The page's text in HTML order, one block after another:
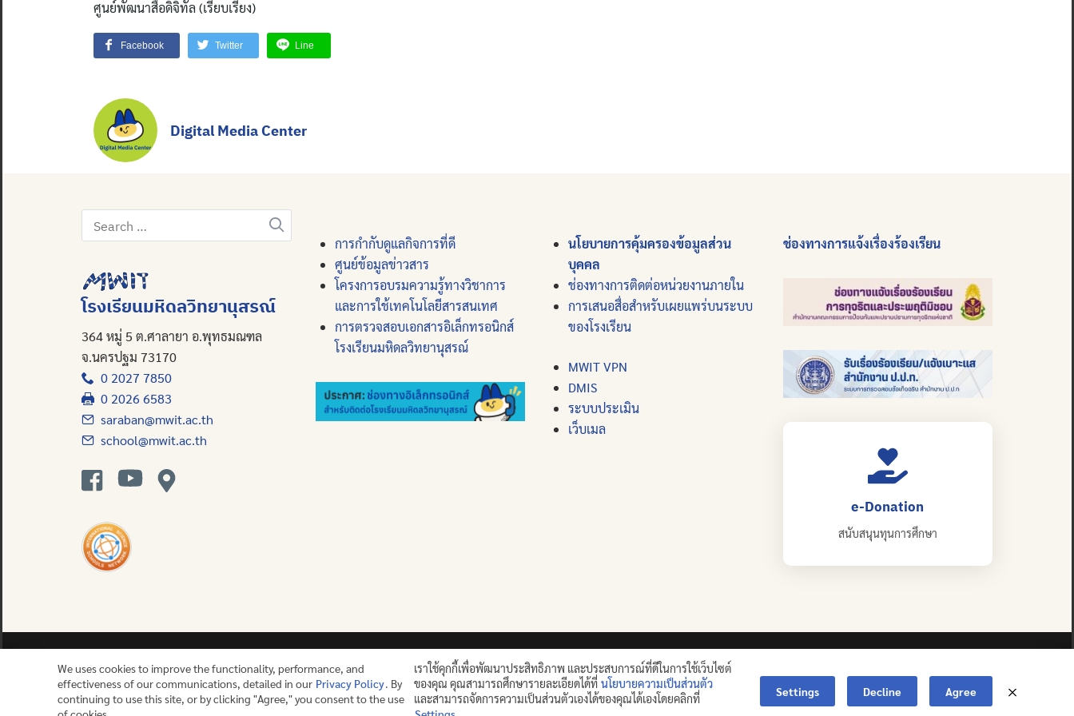
ศูนย์พัฒนาสื่อดิจิทัล (เรียบเรียง)
Facebook Twitter Line
Digital Media Center
Search
for:
โรงเรียนมหิดลวิทยานุสรณ์
364 หมู่ 5 ต.ศาลายา อ.พุทธมณฑล
จ.นครปฐม 73170
0 2027 7850
0 2026 6583
saraban@mwit.ac.th
school@mwit.ac.th
การกำกับดูแลกิจการที่ดี
ศูนย์ข้อมูลข่าวสาร
โครงการอบรมความรู้ทางวิชาการ
และการใช้เทคโนโลยีสารสนเทศ
การตรวจสอบเอกสารอิเล็กทรอนิกส์
โรงเรียนมหิดลวิทยานุสรณ์
นโยบายการคุ้มครองข้อมูลส่วน
บุคคล
ช่องทางการติดต่อหน่วยงานภายใน
การเสนอสื่อสำหรับเผยแพร่บนระบบ
ของโรงเรียน
MWIT VPN
DMIS
ระบบประเมิน
เว็บเมล
ช่องทางการแจ้งเรื่องร้องเรียน
e-Donation
สนับสนุนทุนการศึกษา
ปญฺญาย ปริสุชฺฌติ (คนย่อมบริสุทธิ์ด้วยปัญญา)
©2025 MAHIDOL WITTAYANUSORN SCHOOL. ALL RIGHTS RESERVED.
We uses cookies to improve the functionality, performance, and
effectiveness of our communications, detailed in our Privacy Policy. By
continuing to use this site, or by clicking "Agree," you consent to the use
เราใช้คุกกี้เพื่อพัฒนาประสิทธิภาพ และประสบการณ์ที่ดีในการใช้เว็บไซต์
ของคุณ คุณสามารถศึกษารายละเอียดได้ที่ นโยบายความเป็นส่วนตัว
และสามารถจัดการความเป็นส่วนตัวเองได้ของคุณได้เองโดยคลิกที่
Settings Decline Agree
Contact us